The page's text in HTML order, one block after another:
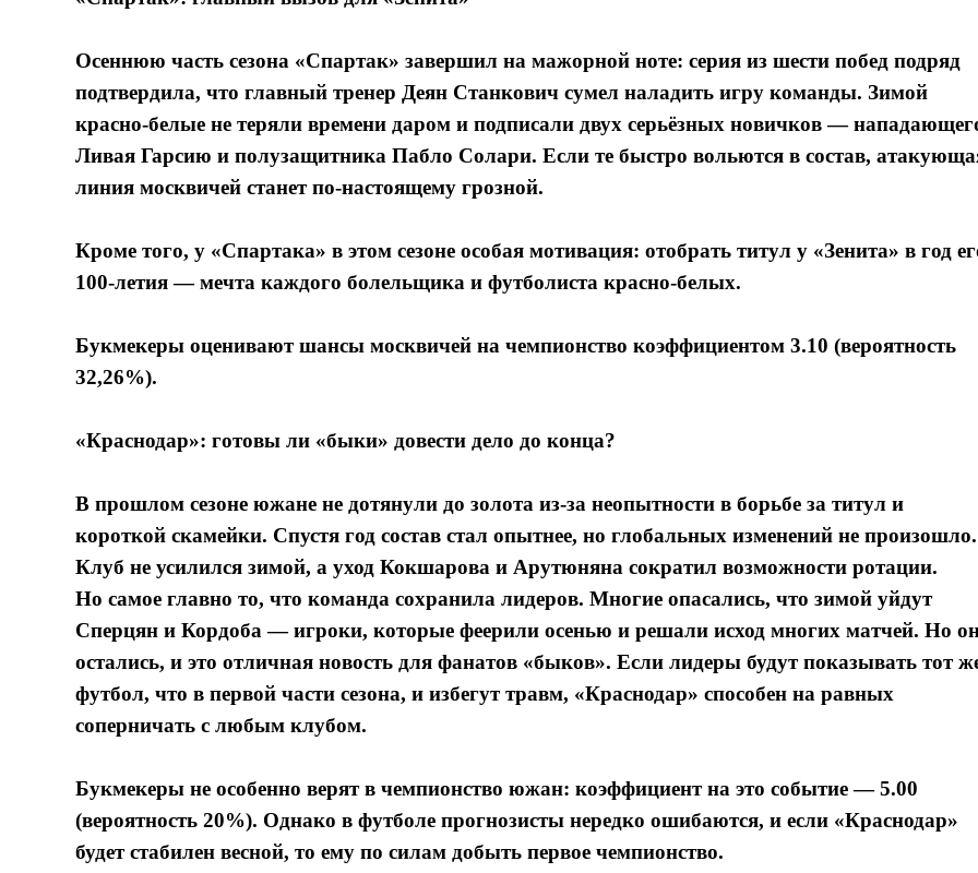
Осеннюю часть сезона «Спартак» завершил на мажорной ноте: серия из шести побед подряд
подтвердила, что главный тренер Деян Станкович сумел наладить игру команды. Зимой
красно-белые не теряли времени даром и подписали двух серьёзных новичков —
Ливая Гарсию и полузащитника Пабло Солари. Если те быстро вольются в состав,
линия москвичей станет по-настоящему грозной.
Кроме того, у «Спартака» в этом сезоне особая мотивация: отобрать титул у «Зенита» в год
100-летия — мечта каждого болельщика и футболиста красно-белых.
Букмекеры оценивают шансы москвичей на чемпионство коэффициентом 3.10 (вероятность
32,26%).
«Краснодар»: готовы ли «быки» довести дело до конца?
В прошлом сезоне южане не дотянули до золота из-за неопытности в борьбе за титул и
короткой скамейки. Спустя год состав стал опытнее, но глобальных изменений не произошло.
Клуб не усилился зимой, а уход Кокшарова и Арутюняна сократил возможности ротации.
Но самое главно то, что команда сохранила лидеров. Многие опасались, что зимой уйдут
Сперцян и Кордоба — игроки, которые феерили осенью и решали исход многих матчей. Но
остались, и это отличная новость для фанатов «быков». Если лидеры будут показывать тот
футбол, что в первой части сезона, и избегут травм, «Краснодар» способен на равных
соперничать с любым клубом.
Букмекеры не особенно верят в чемпионство южан: коэффициент на это событие — 5.00
(вероятность 20%). Однако в футболе прогнозисты нередко ошибаются, и если «Краснодар»
будет стабилен весной, то ему по силам добыть первое чемпионство.